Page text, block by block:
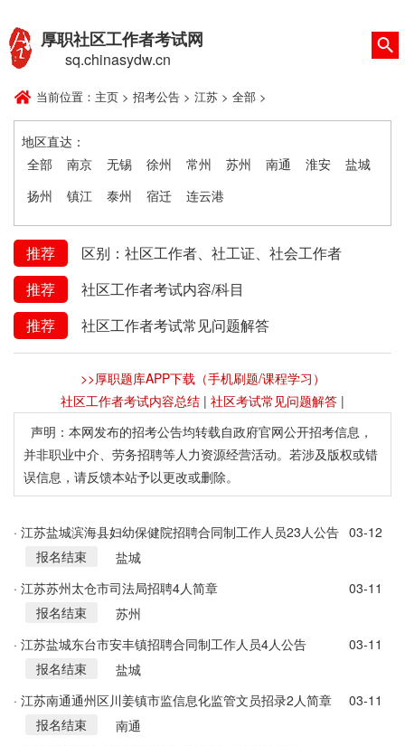
厚职社区工作者考试网
sq.chinasydw.cn
当前位置： 主页 > 招考公告 > 江苏 > 全部 >
地区直达：
全部
南京 无锡 徐州 常州 苏州 南通 淮安
盐城
扬州
镇江 泰州 宿迁 连云港
推荐
区别：社区工作者、社工证、社会工作者
推荐
社区工作者考试内容/科目
推荐
社区工作者考试常见问题解答
>>厚职题库APP下载（手机刷题/课程学习）
社区工作者考试内容总结 | 社区考试常见问题解答 |
声明：本网发布的招考公告均转载自政府官网公开招考信息，
并非职业中介、劳务招聘等人力资源经营活动。若涉及版权或错
误信息，请反馈本站予以更改或删除。
· 江苏盐城滨海县妇幼保健院招聘合同制工作人员23人公告 03-12
报名结束
盐城
· 江苏苏州太仓市司法局招聘4人简章
03-11
报名结束
苏州
· 江苏盐城东台市安丰镇招聘合同制工作人员4人公告
03-11
报名结束
盐城
· 江苏南通通州区川姜镇市监信息化监管文员招录2人简章
03-11
报名结束
南通